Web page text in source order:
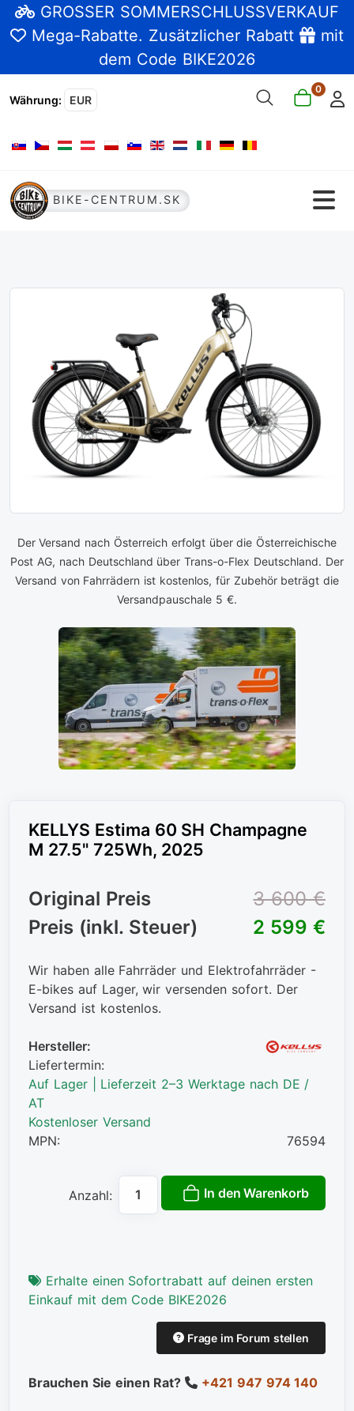
GROSSER SOMMERSCHLUSSVERKAUF
Mega-Rabatte. Zusätzlicher Rabatt
mit
dem Code BIKE2026
Währung: EUR
0
Sprache auswählen
BIKE-CENTRUM.SK
Der Versand nach Österreich erfolgt über die Österreichische
Post AG, nach Deutschland über Trans-o-Flex Deutschland. Der
Versand von Fahrrädern ist kostenlos, für Zubehör beträgt die
Versandpauschale 5 €.
KELLYS Estima 60 SH Champagne
M 27.5" 725Wh, 2025
Original Preis
3 600 €
Preis (inkl. Steuer)
2 599 €
Wir haben alle Fahrräder und Elektrofahrräder -
E-bikes auf Lager, wir versenden sofort. Der
Versand ist kostenlos.
Hersteller:
Liefertermin:
Auf Lager | Lieferzeit 2–3 Werktage nach DE /
AT
Kostenloser Versand
MPN:
76594
Anzahl: In den Warenkorb
Erhalte einen Sofortrabatt auf deinen ersten
Einkauf mit dem Code BIKE2026
Frage im Forum stellen
Brauchen Sie einen Rat? +421 947 974 140